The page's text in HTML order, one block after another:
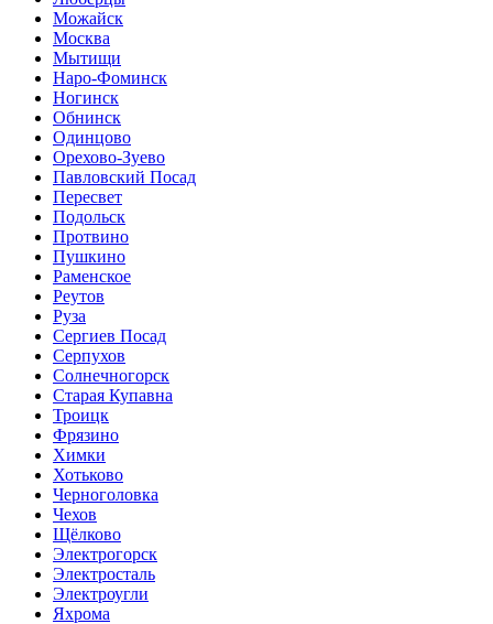
Можайск
Москва
Мытищи
Наро-Фоминск
Ногинск
Обнинск
Одинцово
Орехово-Зуево
Павловский Посад
Пересвет
Подольск
Протвино
Пушкино
Раменское
Реутов
Руза
Сергиев Посад
Серпухов
Солнечногорск
Старая Купавна
Троицк
Фрязино
Химки
Хотьково
Черноголовка
Чехов
Щёлково
Электрогорск
Электросталь
Электроугли
Яхрома